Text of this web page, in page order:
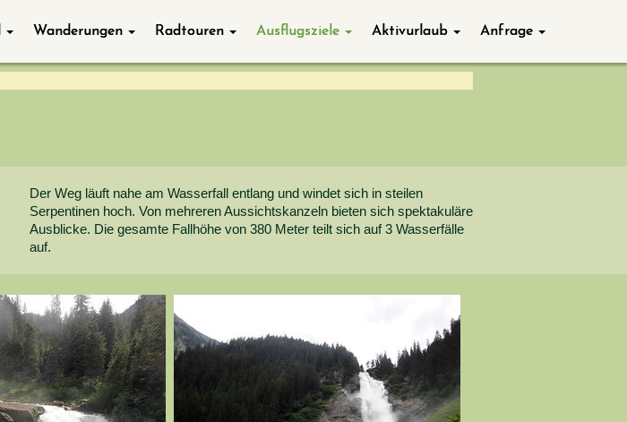
Wanderungen Radtouren Ausflugsziele Aktivurlaub Anfrage
Der Weg läuft nahe am Wasserfall entlang und windet sich in steilen
Serpentinen hoch. Von mehreren Aussichtskanzeln bieten sich spektakuläre
Ausblicke. Die gesamte Fallhöhe von 380 Meter teilt sich auf 3 Wasserfälle
auf.